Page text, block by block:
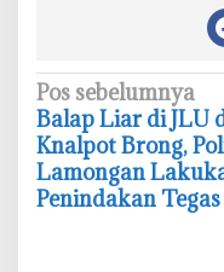
N
a
v
i
Pos sebelumnya
‎Balap Liar di JLU
Knalpot Brong,
Lamongan
Penindakan Tegas